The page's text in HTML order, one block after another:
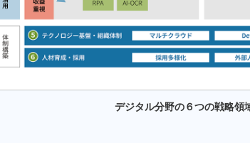
デジタル分野の６つの戦略領